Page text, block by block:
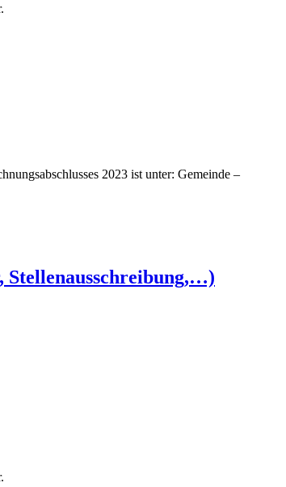
2023 ist unter: Gemeinde –
Stellenausschreibung,…)